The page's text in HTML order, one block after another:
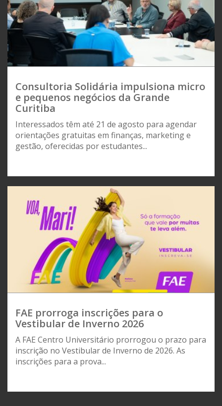
Consultoria Solidária impulsiona micro
e pequenos negócios da Grande
Curitiba
Interessados têm até 21 de agosto para agendar
orientações gratuitas em finanças, marketing e
gestão, oferecidas por estudantes...
FAE prorroga inscrições para o
Vestibular de Inverno 2026
A FAE Centro Universitário prorrogou o prazo para
inscrição no Vestibular de Inverno de 2026. As
inscrições para a prova...